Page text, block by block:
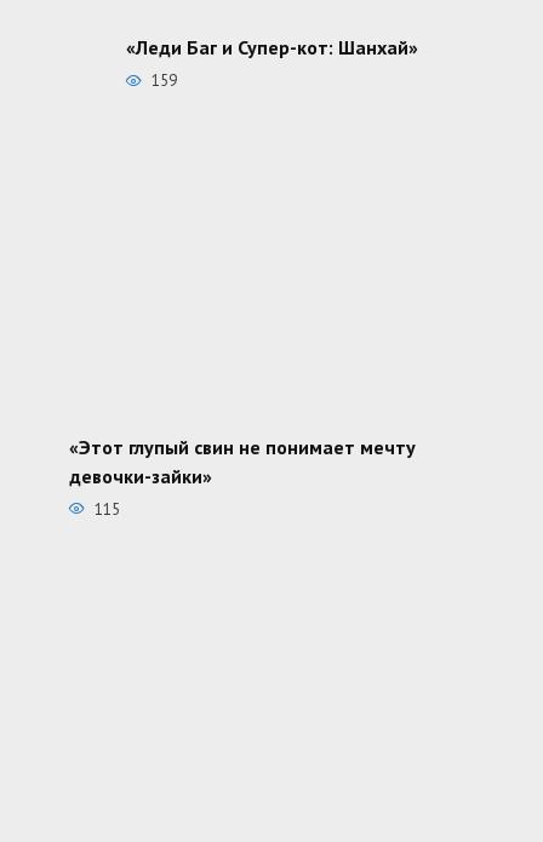
«Леди Баг и Супер-кот: Шанхай»
159
«Этот глупый свин не понимает мечту
девочки-зайки»
115